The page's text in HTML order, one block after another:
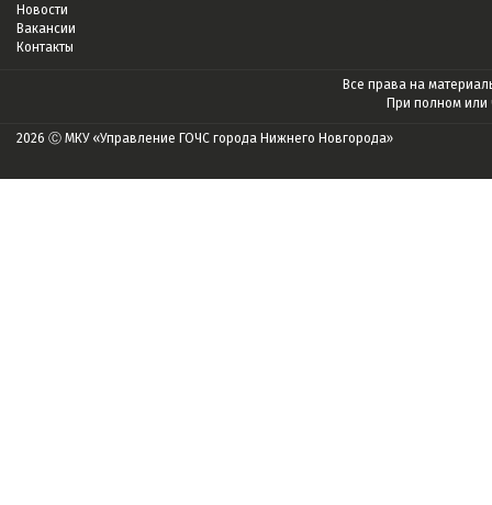
Новости
Вакансии
Контакты
Все права на
При полном или
2026 Ⓒ МКУ «Управление ГОЧС города Нижнего Новгорода»